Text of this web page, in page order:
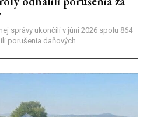
správy ukončili v júni 2026 spolu 864
porušenia daňových...